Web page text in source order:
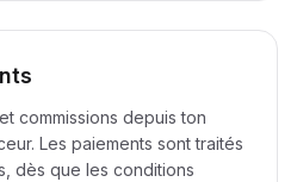
commissions depuis ton
Les paiements sont traités
dès que les conditions